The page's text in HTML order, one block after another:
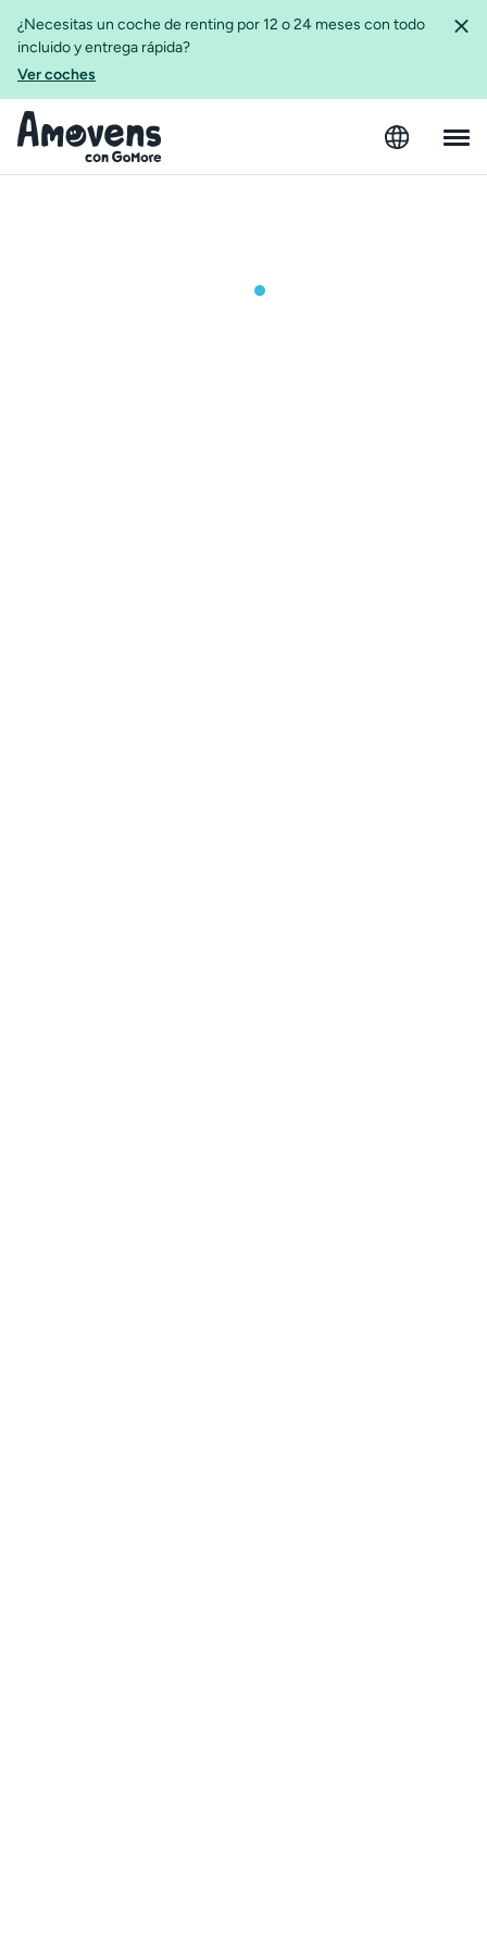
¿Necesitas un coche de renting por 12 o 24 meses con todo
incluido y entrega rápida?
Ver coches